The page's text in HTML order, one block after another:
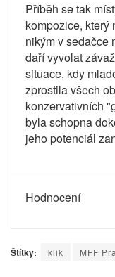
Příběh se tak
kompozice, který
nikým v sedačce
daří vyvolat
situace, kdy
zprostila všech
konzervativních
byla schopna
jeho potenciál
Hodnocení
Štítky: klik MFF